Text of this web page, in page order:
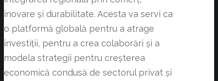
inovare și durabilitate. Acesta va servi ca
o platformă globală pentru a atrage
investiții, pentru a crea colaborări și a
modela strategii pentru creșterea
economică condusă de sectorul privat și